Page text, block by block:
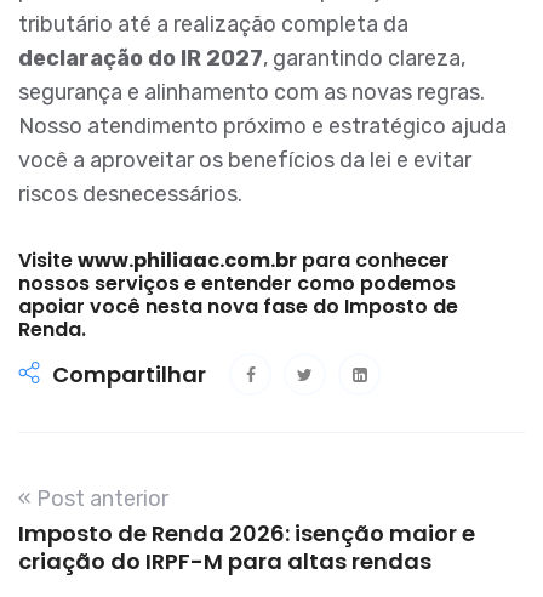
tributário até a realização completa da
declaração do IR 2027, garantindo clareza,
segurança e alinhamento com as novas regras.
Nosso atendimento próximo e estratégico ajuda
você a aproveitar os benefícios da lei e evitar
riscos desnecessários.
Visitewww.philiaac.com.br para conhecer
nossos serviços e entender como podemos
apoiar você nesta nova fase do Imposto de
Renda.
Compartilhar
« Post anterior
Imposto de Renda 2026: isenção maior e
criação do IRPF-M para altas rendas